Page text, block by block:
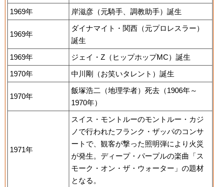
1969年
岸滋彦（元騎手、調教助手）誕生
1969年
ダイナマイト・関西（元プロレスラー）
誕生
1969年
ジェイ・Z（ヒップホップMC）誕生
1970年
中川剛（お笑いタレント）誕生
1970年
飯塚浩二（地理学者）死去（1906年～
1970年）
1971年
スイス・モントルーのモントルー・カジ
ノで行われたフランク・ザッパのコンサ
ートで、観客が撃った照明弾により火災
が発生。ディープ・パープルの楽曲「ス
モーク・オン・ザ・ウォーター」の題材
となる。